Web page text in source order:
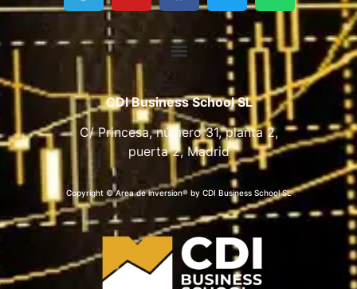
CDI Business School SL
C/ Princesa, número 31, planta 2,
puerta 2, Madrid
Copyright © Area de inversion® by CDI Business School SL